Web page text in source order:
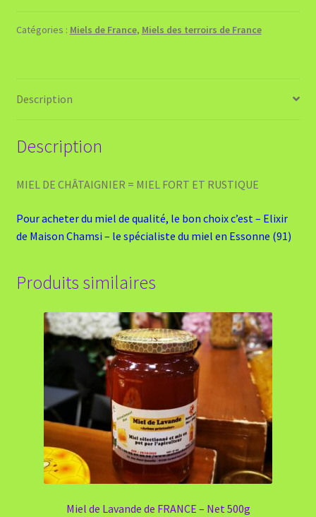
FRANCE
Catégories : Miels de France, Miels des terroirs de France
Description
Description
MIEL DE CHÂTAIGNIER = MIEL FORT ET RUSTIQUE
Pour acheter du miel de qualité, le bon choix c’est – Elixir
de Maison Chamsi – le spécialiste du miel en Essonne (91)
Produits similaires
Miel de Lavande de FRANCE – Net 500g